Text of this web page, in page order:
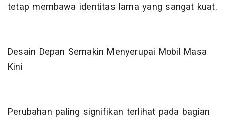
tetap membawa identitas lama yang sangat kuat.
Desain Depan Semakin Menyerupai Mobil Masa
Kini
Perubahan paling signifikan terlihat pada bagian